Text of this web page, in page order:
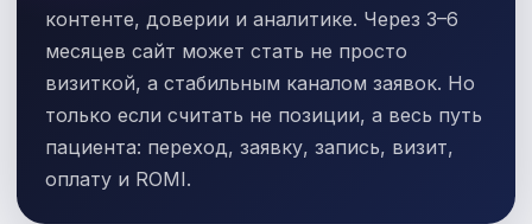
контенте, доверии и аналитике. Через 3–6
месяцев сайт может стать не просто
визиткой, а стабильным каналом заявок. Но
только если считать не позиции, а весь путь
пациента: переход, заявку, запись, визит,
оплату и ROMI.